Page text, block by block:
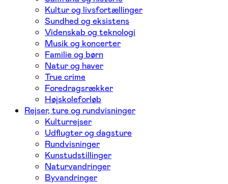
Kultur og livsfortællinger
Sundhed og eksistens
Videnskab og teknologi
Musik og koncerter
Familie og børn
Natur og haver
True crime
Foredragsrækker
Højskoleforløb
Rejser, ture og rundvisninger
Kulturrejser
Udflugter og dagsture
Rundvisninger
Kunstudstillinger
Naturvandringer
Byvandringer